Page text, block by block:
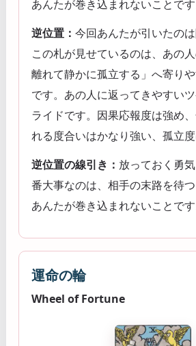
あんたが巻き込まれないことです
逆位置： 今回あんたが引いたのは
この札が見せているのは、あの
離れて静かに孤立する」へ寄り
です。あの人に返ってきやすい
ライドです。因果応報度は強め
れる度合いはかなり強い、孤立度
逆位置の線引き： 放っておく勇
番大事なのは、相手の末路を待つ
あんたが巻き込まれないことです
運命の輪
Wheel of Fortune